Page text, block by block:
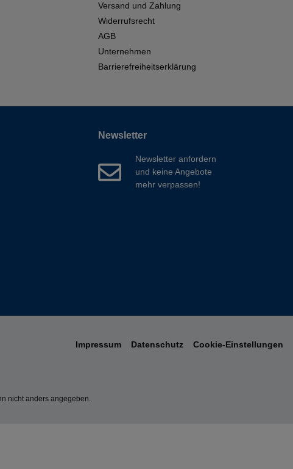
Versand und Zahlung
Widerrufsrecht
AGB
Unternehmen
Barrierefreiheitserklärung
Newsletter
Newsletter anfordern
und keine Angebote
mehr verpassen!
Impressum Datenschutz Cookie-Einstellungen
nicht anders angegeben.